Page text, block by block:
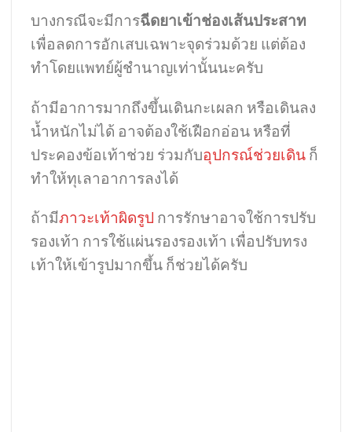
บางกรณีจะมีการฉีดยาเข้าช่องเส้นประสาท
เพื่อลดการอักเสบเฉพาะจุดร่วมด้วย แต่ต้อง
ทำโดยแพทย์ผู้ชำนาญเท่านั้นนะครับ
ถ้ามีอาการมากถึงขึ้นเดินกะเผลก หรือเดินลง
น้ำหนักไม่ได้ อาจต้องใช้เฝือกอ่อน หรือที่
ประคองข้อเท้าช่วย ร่วมกับอุปกรณ์ช่วยเดิน ก็
ทำให้ทุเลาอาการลงได้
ถ้ามีภาวะเท้าผิดรูป การรักษาอาจใช้การปรับ
รองเท้า การใช้แผ่นรองรองเท้า เพื่อปรับทรง
เท้าให้เข้ารูปมากขึ้น ก็ช่วยได้ครับ